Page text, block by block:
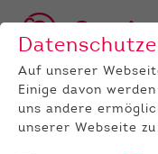
Auf unserer
Einige davon
uns andere
unserer Webseite